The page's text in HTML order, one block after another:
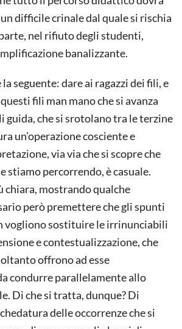
difficile crinale dal quale si rischia
nel rifiuto degli studenti,
banalizzante.
seguente: dare ai ragazzi dei fili, e
fili man mano che si avanza
guida, che si srotolano tra le terzine
un’operazione cosciente e
via via che si scopre che
stiamo percorrendo, è casuale.
chiara, mostrando qualche
però premettere che gli spunti
vogliono sostituire le irrinunciabili
e contestualizzazione, che
offrono ad esse
condurre parallelamente allo
Di che si tratta, dunque? Di
delle occorrenze che si